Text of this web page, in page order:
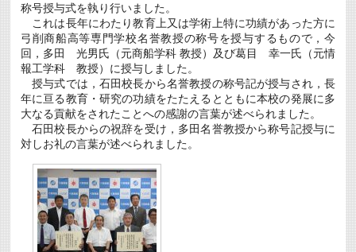
ベ
ン
ト
の
参
加
者
募
集
に
つ
い
て
称号授与式を執り行いました。
これは長年にわたり教育上又は学術上特に功績があった方に
弓削商船高等専門学校名誉教授の称号を授与するもので，今
回，多田 光男氏（元商船学科 教授）及び葛目 幸一氏（元情
報工学科 教授）に授与しました。
授与式では，石田校長から名誉教授の称号記が授与され，長
年に亘る教育・研究の功績をたたえるとともに本校の発展に多
大なる貢献をされたことへの感謝の言葉が述べられました。
石田校長からの祝辞を受け，多田名誉教授から称号記授与に
対しお礼の言葉が述べられました。